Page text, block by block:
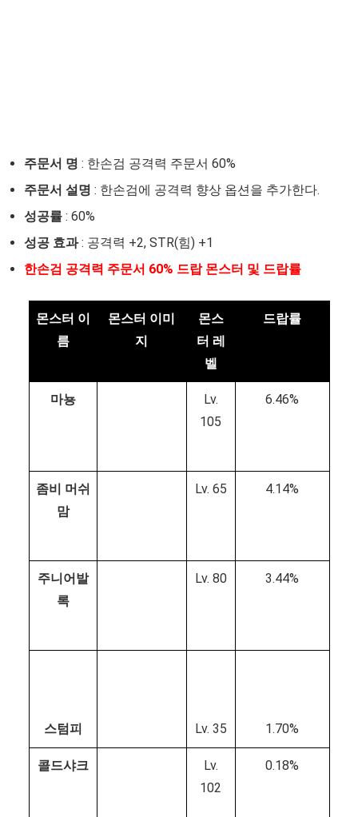
주문서 명 : 한손검 공격력 주문서 60%
주문서 설명 : 한손검에 공격력 향상 옵션을 추가한다.
성공률 : 60%
성공 효과: 공격력 +2, STR(힘) +1
한손검 공격력 주문서 60% 드랍 몬스터 및 드랍률
몬스터 이
름
몬스터 이미
지
몬스
터 레
벨
드랍률
마뇽
Lv.
105
6.46%
좀비 머쉬
맘
Lv. 65 4.14%
주니어발
록
Lv. 80 3.44%
스텀피 Lv. 35 1.70%
콜드샤크
Lv.
102
0.18%